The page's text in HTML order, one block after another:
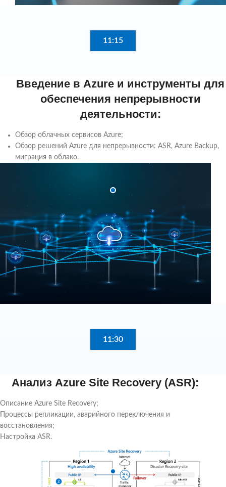
11:15
Введение в Azure и инструменты для
обеспечения непрерывности
деятельности:
Обзор облачных сервисов Azure;
Обзор решений Azure для непрерывности: ASR, Azure Backup,
миграция в облако.
11:30
Анализ Azure Site Recovery (ASR):
Описание Azure Site Recovery;
Процессы репликации, аварийного переключения и
восстановления;
Настройка ASR.